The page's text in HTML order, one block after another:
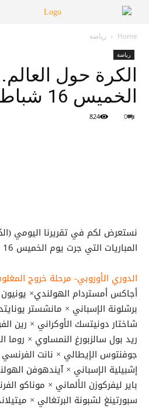
Home رياضة
رياضة
الكرة حول
الخميس 16 شباط 2023
0
824
نستعرض لكم في تقريرنا اليومي
المباريات التي جرت يوم الخميس 16 شباط 2023.
الدوري الأوروبي- مرحلة خروج
أجاكس أمستردام الهولندي× يونيون
برشلونة الإسباني × مانشستر يونايتد
شاختار دونيتسك الأوكراني × رين
ريد بول سالزبورغ النمساوي × روما
جوفنتوس الإيطالي × نانت الفرنسي 1-1
إشبيلية الإسباني × آيندهوفن
باير ليفركوزن الألماني × موناكو
سبورتينغ لشبونة البرتغالي × ميتيلاند